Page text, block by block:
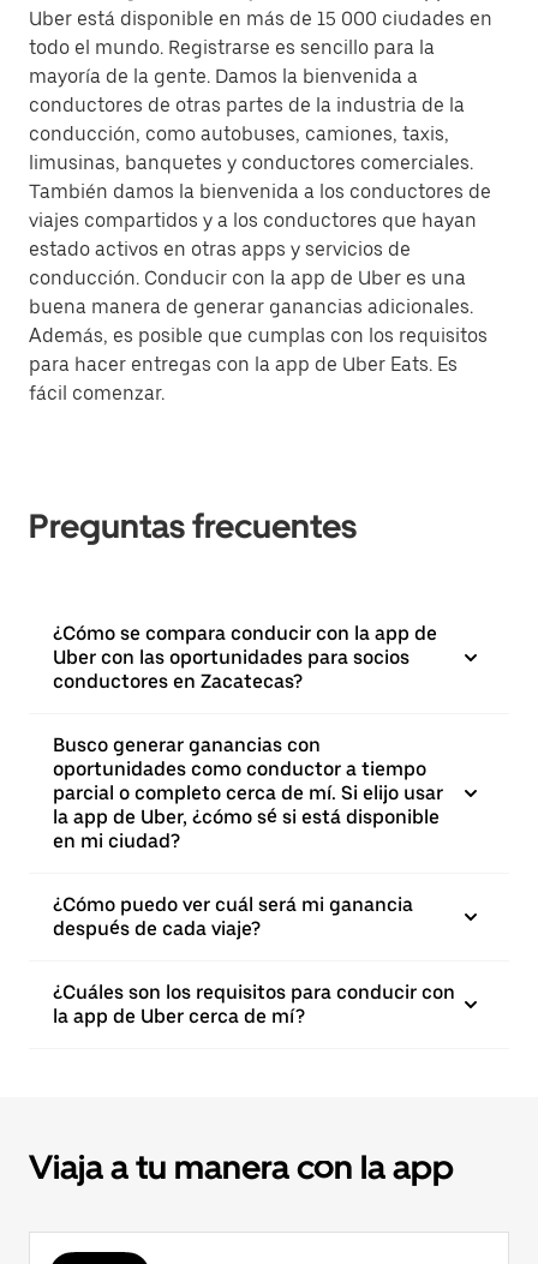
Uber está disponible en más de 15 000 ciudades en
todo el mundo. Registrarse es sencillo para la
mayoría de la gente. Damos la bienvenida a
conductores de otras partes de la industria de la
conducción, como autobuses, camiones, taxis,
limusinas, banquetes y conductores comerciales.
También damos la bienvenida a los conductores de
viajes compartidos y a los conductores que hayan
estado activos en otras apps y servicios de
conducción. Conducir con la app de Uber es una
buena manera de generar ganancias adicionales.
Además, es posible que cumplas con los requisitos
para hacer entregas con la app de Uber Eats. Es
fácil comenzar.
Preguntas frecuentes
¿Cómo se compara conducir con la app de
Uber con las oportunidades para socios
conductores en Zacatecas?
Busco generar ganancias con
oportunidades como conductor a tiempo
parcial o completo cerca de mí. Si elijo usar
la app de Uber, ¿cómo sé si está disponible
en mi ciudad?
¿Cómo puedo ver cuál será mi ganancia
después de cada viaje?
¿Cuáles son los requisitos para conducir con
la app de Uber cerca de mí?
Viaja a tu manera con la app